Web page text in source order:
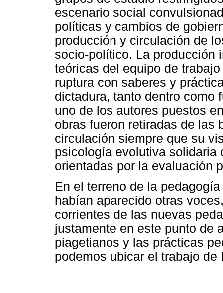
escenario social
políticas y cambios de
producción y circulación de
socio-político. La producción
teóricas del equipo de
ruptura con saberes y
dictadura, tanto dentro como
uno de los autores puestos
obras fueron retiradas de las
circulación siempre que su
psicología evolutiva solidaria
orientadas por la evaluación
En el terreno de la
habían aparecido otras
corrientes de las nuevas
justamente en este punto de
piagetianos y las prácticas
podemos ubicar el trabajo